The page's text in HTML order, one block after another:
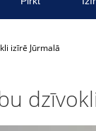
izīrē Jūrmalā